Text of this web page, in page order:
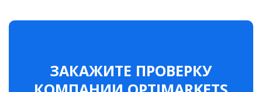
ЗАКАЖИТЕ ПРОВЕРКУ